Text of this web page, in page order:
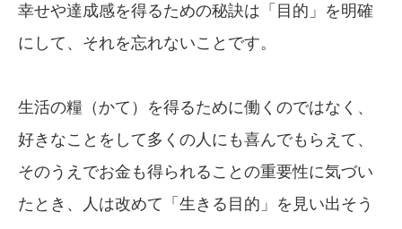
幸せや達成感を得るための秘訣は「目的」を明確
にして、それを忘れないことです。
生活の糧（かて）を得るために働くのではなく、
好きなことをして多くの人にも喜んでもらえて、
そのうえでお金も得られることの重要性に気づい
たとき、人は改めて「生きる目的」を見い出そう